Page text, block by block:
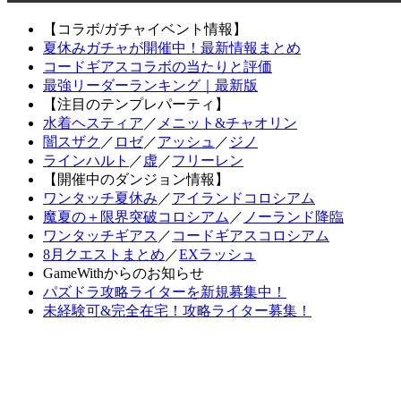
【コラボ/ガチャイベント情報】
夏休みガチャが開催中！最新情報まとめ
コードギアスコラボの当たりと評価
最強リーダーランキング｜最新版
【注目のテンプレパーティ】
水着ヘスティア ／ メニット&チャオリン
闇スザク ／ ロゼ／アッシュ ／ ジノ
ラインハルト ／ 虚 ／フリーレン
【開催中のダンジョン情報】
ワンタッチ夏休み ／アイランドコロシアム
魔夏の＋限界突破コロシアム ／ ノーランド降臨
ワンタッチギアス ／ コードギアスコロシアム
8月クエストまとめ ／EXラッシュ
GameWithからのお知らせ
パズドラ攻略ライターを新規募集中！
未経験可&完全在宅！攻略ライター募集！